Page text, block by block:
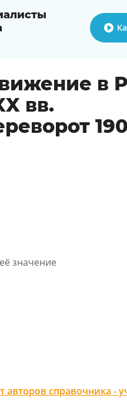
в
вв.
значение
справочника -